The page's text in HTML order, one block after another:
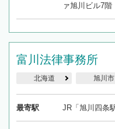
ァ旭川ビル7階
富川法律事務所
北海道 旭川市
最寄駅 JR「旭川四条